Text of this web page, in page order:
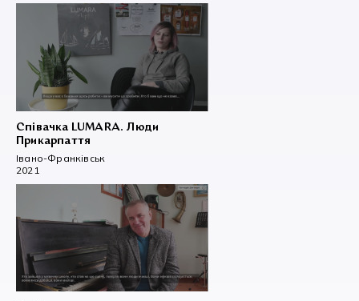
Співачка LUMARA. Люди
Прикарпаття
Івано-Франківськ
2021